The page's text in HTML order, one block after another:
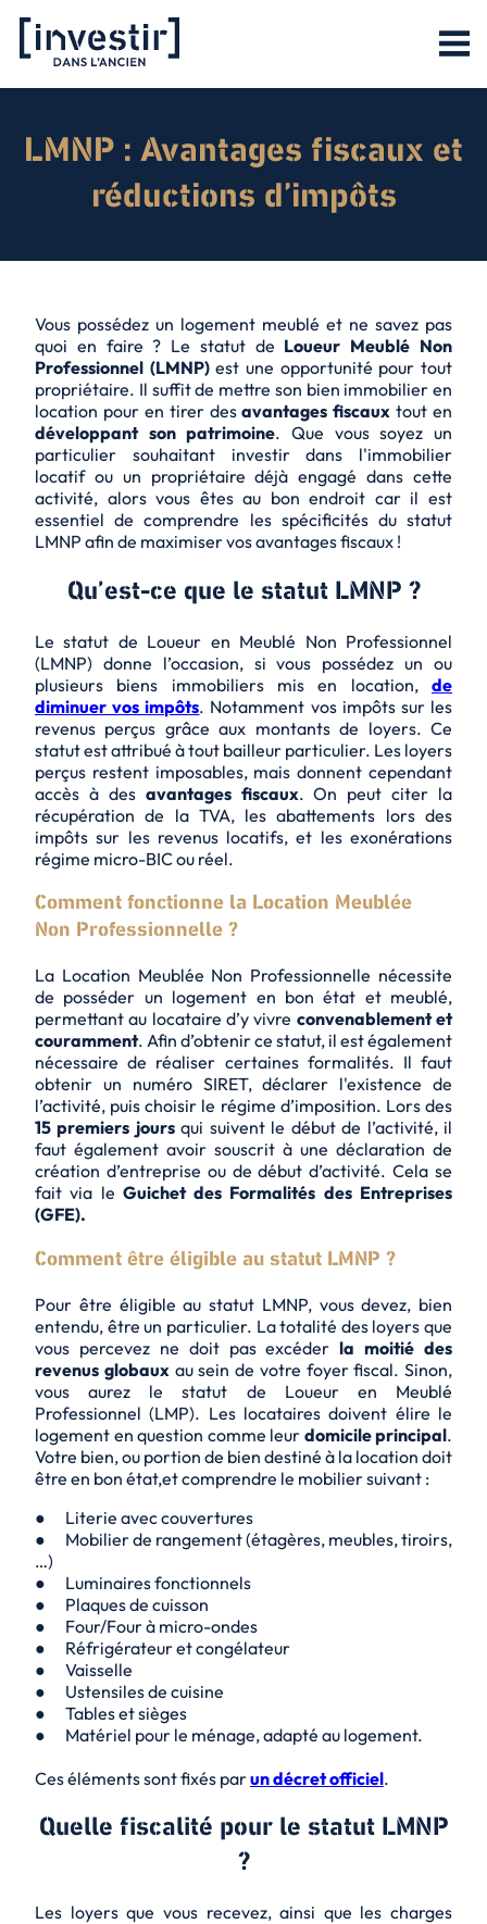
LMNP : Avantages fiscaux et
réductions d’impôts
Vous possédez un logement meublé et ne savez pas
quoi en faire ? Le statut de Loueur Meublé Non
Professionnel (LMNP)est une opportunité pour tout
propriétaire. Il suffit de mettre son bien immobilier en
location pour en tirer desavantages fiscaux tout en
développant son patrimoine. Que vous soyez un
particulier souhaitant investir dans l'immobilier
locatif ou un propriétaire déjà engagé dans cette
activité, alors vous êtes au bon endroit car il est
essentiel de comprendre les spécificités du statut
LMNP afin de maximiser vos avantages fiscaux !
Qu’est-ce que le statut LMNP ?
Le statut de Loueur en Meublé Non Professionnel
(LMNP) donne l’occasion, si vous possédez un ou
plusieurs biens immobiliers mis en location, de
diminuer vos impôts. Notamment vos impôts sur les
revenus perçus grâce aux montants de loyers. Ce
statut est attribué à tout bailleur particulier. Les loyers
perçus restent imposables, mais donnent cependant
accès à des avantages fiscaux. On peut citer la
récupération de la TVA, les abattements lors des
impôts sur les revenus locatifs, et les exonérations
régime micro-BIC ou réel.
Comment fonctionne la Location Meublée
Non Professionnelle ?
La Location Meublée Non Professionnelle nécessite
de posséder un logement en bon état et meublé,
permettant au locataire d’y vivre convenablement et
couramment. Afin d’obtenir ce statut, il est également
nécessaire de réaliser certaines formalités. Il faut
obtenir un numéro SIRET, déclarer l'existence de
l’activité, puis choisir le régime d’imposition. Lors des
15 premiers joursqui suivent le début de l’activité, il
faut également avoir souscrit à une déclaration de
création d’entreprise ou de début d’activité. Cela se
fait via le Guichet des Formalités des Entreprises
(GFE).
Comment être éligible au statut LMNP ?
Pour être éligible au statut LMNP, vous devez, bien
entendu, être un particulier. La totalité des loyers que
vous percevez ne doit pas excéder la moitié des
revenus globaux au sein de votre foyer fiscal. Sinon,
vous aurez le statut de Loueur en Meublé
Professionnel (LMP). Les locataires doivent élire le
logement en question comme leur domicile principal.
Votre bien, ou portion de bien destiné à la location doit
être en bon état,et comprendre le mobilier suivant :
● Literie avec couvertures
● Mobilier de rangement (étagères, meubles, tiroirs,
…)
● Luminaires fonctionnels
● Plaques de cuisson
● Four/Four à micro-ondes
● Réfrigérateur et congélateur
● Vaisselle
● Ustensiles de cuisine
● Tables et sièges
● Matériel pour le ménage, adapté au logement.
Ces éléments sont fixés parun décret officiel.
Quelle fiscalité pour le statut LMNP
?
Les loyers que vous recevez, ainsi que les charges